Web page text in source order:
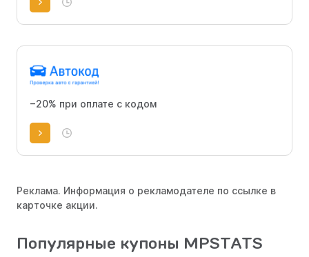
−20% при оплате с кодом
Реклама. Информация о рекламодателе по ссылке в
карточке акции.
Популярные купоны MPSTATS